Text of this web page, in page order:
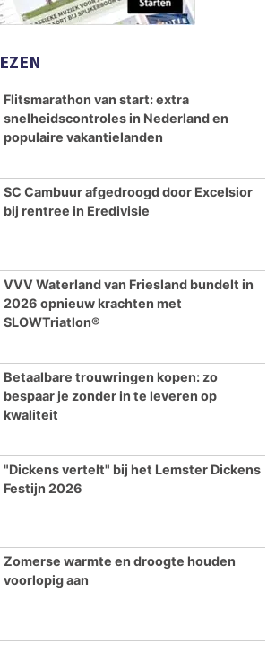
Flitsmarathon van start: extra
snelheidscontroles in Nederland en
populaire vakantielanden
SC Cambuur afgedroogd door Excelsior
bij rentree in Eredivisie
VVV Waterland van Friesland bundelt in
2026 opnieuw krachten met
SLOWTriatlon®
Betaalbare trouwringen kopen: zo
bespaar je zonder in te leveren op
kwaliteit
"Dickens vertelt" bij het Lemster Dickens
Festijn 2026
Zomerse warmte en droogte houden
voorlopig aan